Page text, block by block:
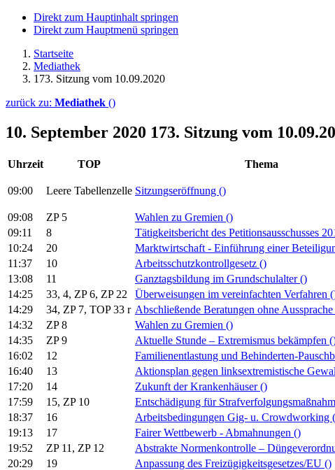
Direkt zum Hauptinhalt springen
Direkt zum Hauptmenü springen
Startseite
Mediathek
173. Sitzung vom 10.09.2020
zurück zu: Mediathek ()
10. September 2020 173. Sitzung vom
Uhrzeit TOP Thema
09:00 Leere Tabellenzelle Sitzungseröffnung ()
09:08 ZP 5 Wahlen zu Gremien ()
09:11
8 Tätigkeitsbericht des Petitionsausschusses
10:24
20 Marktwirtschaft - Einführung einer
11:37
10 Arbeitsschutzkontrollgesetz ()
13:08
11 Ganztagsbildung im Grundschulalter()
14:25
33, 4, ZP 6, ZP 22 Überweisungen im vereinfachten Verfahren
14:29
34, ZP 7, TOP 33 r Abschließende Beratungen ohne Aussprache
14:32
ZP 8 Wahlen zu Gremien ()
14:35
ZP 9 Aktuelle Stunde – Extremismus bekämpfen
16:02
12 Familienentlastung und Behinderten-
16:40
13 Aktionsplan gegen linksextremistische
17:20
14 Zukunft der Krankenhäuser()
17:59
15, ZP 10 Entschädigung für
18:37
16 Arbeitsbedingungen Gig- u. Crowdworking
19:13
17 Fairer Wettbewerb - Abmahnungen ()
19:52
ZP 11, ZP 12 Abstrakte Normenkontrolle –
20:29
19 Anpassung des Freizügigkeitsgesetzes/EU ()